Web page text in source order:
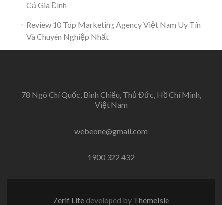
Cả Gia Đình
Review 10 Top Marketing Agency Việt Nam Uy Tín
Và Chuyên Nghiệp Nhất
78 Ngô Chí Quốc, Bình Chiểu, Thủ Đức, Hồ Chí Minh,
Việt Nam
webeone@gmail.com
1900 322 432
Zerif Lite developed by ThemeIsle